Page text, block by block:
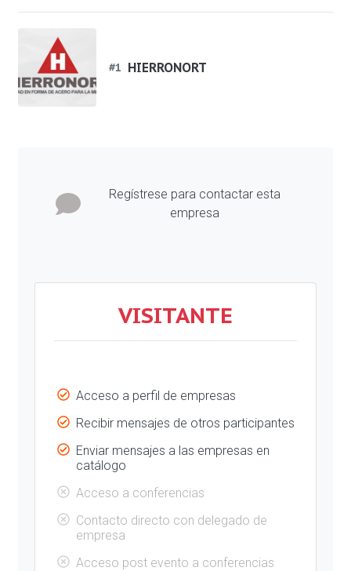
#1 HIERRONORT
Regístrese para contactar esta
empresa
VISITANTE
Acceso a perfil de empresas
Recibir mensajes de otros participantes
Enviar mensajes a las empresas en
catálogo
Acceso a conferencias
Contacto directo con delegado de
empresa
Acceso post evento a conferencias